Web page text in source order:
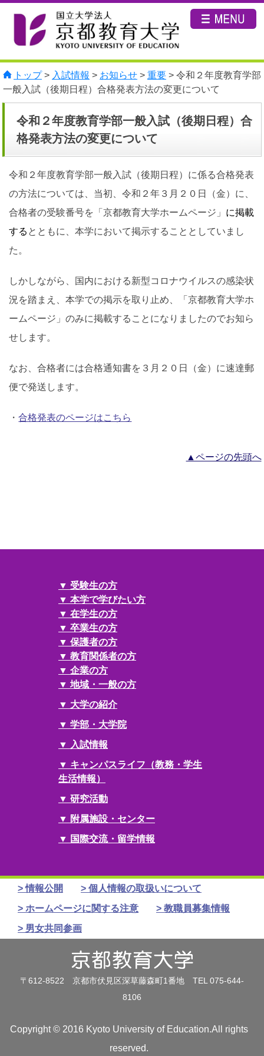
トップ> 入試情報 > お知らせ > 重要 > 令和２年度教育学部
一般入試（後期日程）合格発表方法の変更について
令和２年度教育学部一般入試（後期日程）合
格発表方法の変更について
令和２年度教育学部一般入試（後期日程）に係る合格発表
の方法については、当初、令和２年３月２０日（金）に、
合格者の受験番号を「京都教育大学ホームページ」 に掲載
する とともに、本学において掲示する こととしていまし
た。
しかしながら、国内における新型コロナウイルスの感染状
況を踏まえ、本学での掲示を取り止め、「京都教育大学ホ
ームページ」のみに掲載することになりましたのでお知ら
せします。
なお、合格者には合格通知書を３月２０日（金）に速達郵
便で発送します。
・合格発表のページはこちら
▲ページの先頭へ
受験生の方
本学で学びたい方
在学生の方
卒業生の方
保護者の方
教育関係者の方
企業の方
地域・一般の方
大学の紹介
学部・大学院
入試情報
キャンパスライフ（教務・学生
生活情報）
研究活動
附属施設・センター
国際交流・留学情報
情報公開
個人情報の取扱いについて
ホームページに関する注意
教職員募集情報
男女共同参画
〒612-8522 京都市伏見区深草藤森町1番地 TEL 075-644-
8106
Copyright © 2016 Kyoto University of Education.All rights
reserved.